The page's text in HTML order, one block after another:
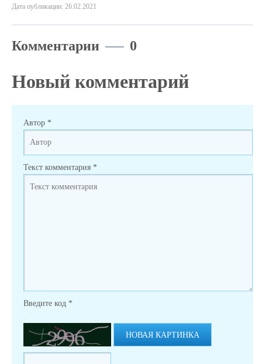
Дата публикации: 26.02.2021
Комментарии 0
Новый комментарий
Автор *
Текст комментария *
Введите код *
НОВАЯ КАРТИНКА